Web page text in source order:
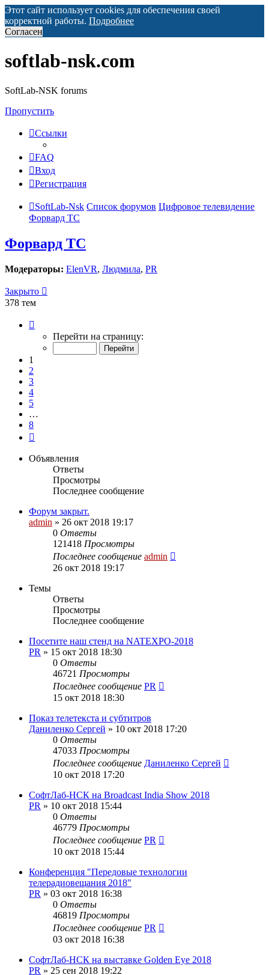
Этот сайт использует cookies для обеспечения своей
корректной работы. Подробнее
Согласен
softlab-nsk.com
SoftLab-NSK forums
Пропустить
Ссылки
FAQ
Вход
Регистрация
SoftLab-Nsk Список форумов Цифровое телевидение
Форвард ТС
Форвард ТС
Модераторы: ElenVR, Людмила, PR
Закрыто
378 тем
Перейти на страницу:
1
2
3
4
5
…
8
Объявления
Ответы
Просмотры
Последнее сообщение
Форум закрыт.
admin » 26 окт 2018 19:17
0 Ответы
121418 Просмотры
Последнее сообщение admin
26 окт 2018 19:17
Темы
Ответы
Просмотры
Последнее сообщение
Посетите наш стенд на NATEXPO-2018
PR » 15 окт 2018 18:30
0 Ответы
46721 Просмотры
Последнее сообщение PR
15 окт 2018 18:30
Показ телетекста и субтитров
Даниленко Сергей » 10 окт 2018 17:20
0 Ответы
47033 Просмотры
Последнее сообщение Даниленко Сергей
10 окт 2018 17:20
СофтЛаб-НСК на Broadcast India Show 2018
PR » 10 окт 2018 15:44
0 Ответы
46779 Просмотры
Последнее сообщение PR
10 окт 2018 15:44
Конференция "Передовые технологии
телерадиовещания 2018"
PR » 03 окт 2018 16:38
0 Ответы
46819 Просмотры
Последнее сообщение PR
03 окт 2018 16:38
СофтЛаб-НСК на выставке Golden Eye 2018
PR » 25 сен 2018 19:22